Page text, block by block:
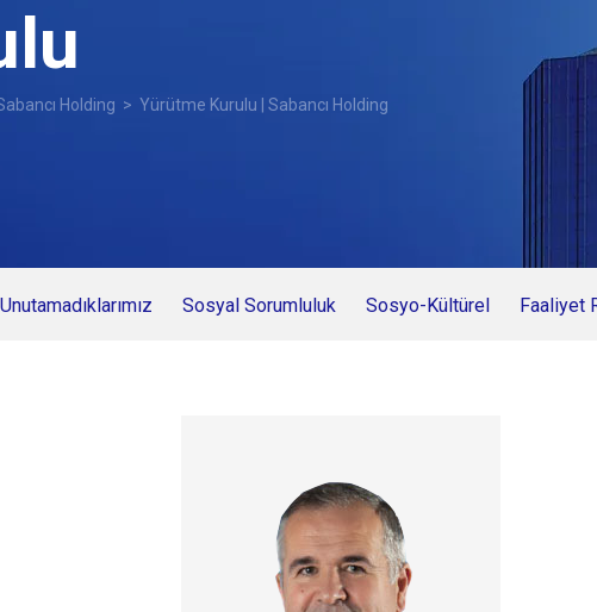
Holding > Yürütme Kurulu | Sabancı Holding
Unutamadıklarımız Sosyal Sorumluluk Sosyo-Kültürel Faaliyet